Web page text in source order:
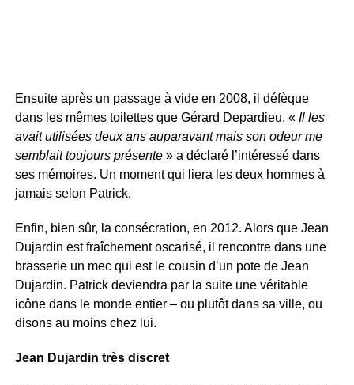
Ensuite après un passage à vide en 2008, il défèque
dans les mêmes toilettes que Gérard Depardieu. «Il les
avait utilisées deux ans auparavant mais son odeur me
semblait toujours présente» a déclaré l’intéressé dans
ses mémoires. Un moment qui liera les deux hommes à
jamais selon Patrick.
Enfin, bien sûr, la consécration, en 2012. Alors que Jean
Dujardin est fraîchement oscarisé, il rencontre dans une
brasserie un mec qui est le cousin d’un pote de Jean
Dujardin. Patrick deviendra par la suite une véritable
icône dans le monde entier – ou plutôt dans sa ville, ou
disons au moins chez lui.
Jean Dujardin très discret